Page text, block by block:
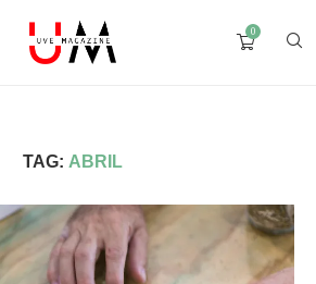
0
TAG: ABRIL